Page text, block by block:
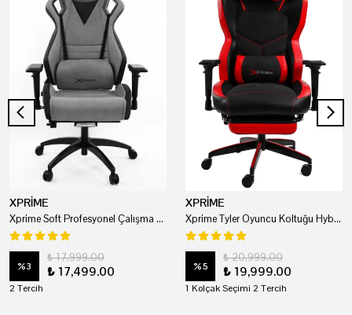
XPRİME
Xprime Soft Profesyonel Çalışma Ve Oyuncu Koltuğu
%3
₺ 17,999.00
₺ 17,499.00
2 Tercih
XPRİME
Xprime Tyler Oyuncu Koltuğu Hybrid Kumaş Kırmızı
%5
₺ 20,999.00
₺ 19,999.00
1 Kolçak Seçimi 2 Tercih